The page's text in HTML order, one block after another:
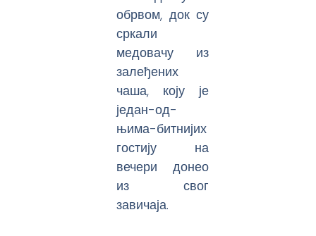
обрвом, док су
сркали
медовачу из
залеђених
чаша, коју је
један-од-
њима-битнијих
гостију на
вечери донео
из свог
завичаја.